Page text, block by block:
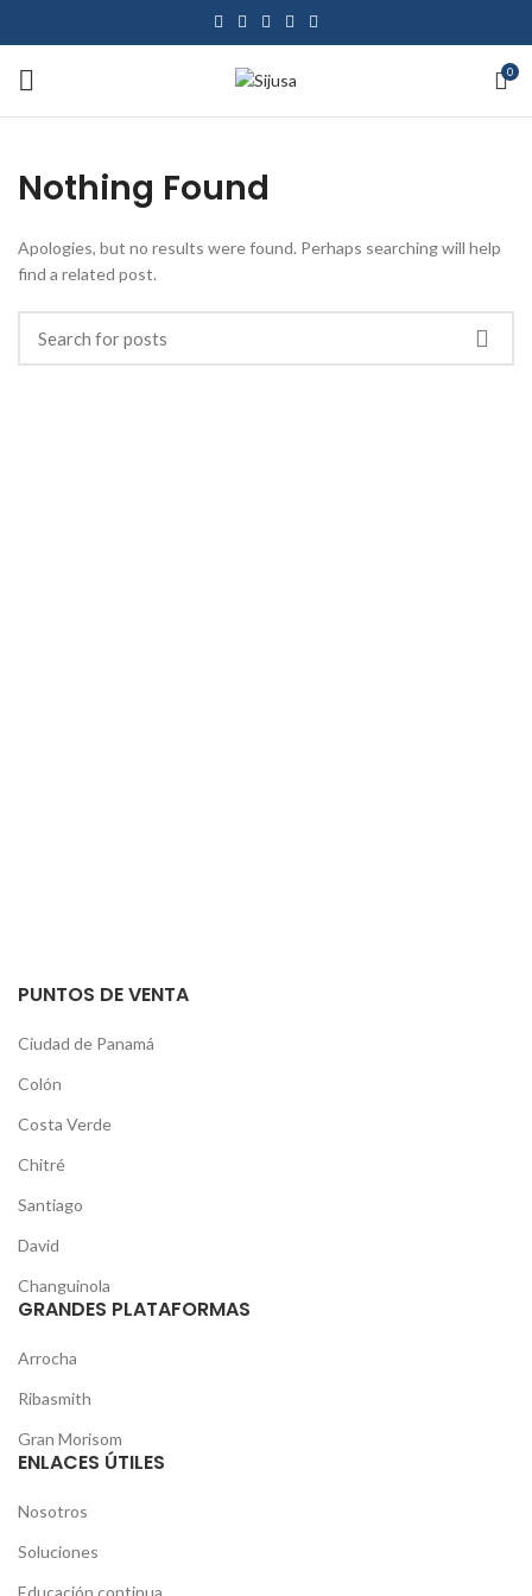
0
Nothing Found
Apologies, but no results were found. Perhaps searching will help
find a related post.
PUNTOS DE VENTA
Ciudad de Panamá
Colón
Costa Verde
Chitré
Santiago
David
Changuinola
GRANDES PLATAFORMAS
Arrocha
Ribasmith
Gran Morisom
ENLACES ÚTILES
Nosotros
Soluciones
Educación continua